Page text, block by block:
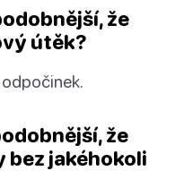
že
útěk?
že
bez jakéhokoli